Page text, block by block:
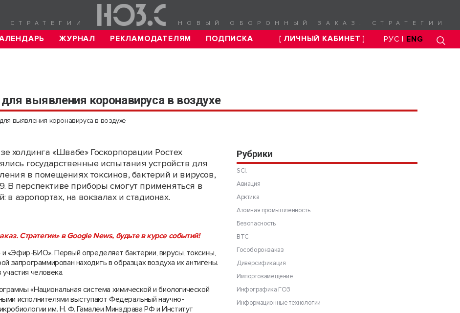
НОВЫЙ ОБОРОННЫЙ ЗАКАЗ. СТРАТЕГИИ
ЖУРНАЛ РЕКЛАМОДАТЕЛЯМ ПОДПИСКА [ ЛИЧНЫЙ КАБИНЕТ ] РУС | ENG
выявления коронавируса в воздухе
для выявления коронавируса в воздухе
холдинга «Швабе» Госкорпорации Ростех
государственные испытания устройств для
в помещениях токсинов, бактерий и вирусов,
В перспективе приборы смогут применяться в
в аэропортах, на вокзалах и стадионах.
Стратегии» в Google News, будьте в курсе событий!
«Эфир-БИО». Первый определяет бактерии, вирусы, токсины,
запрограммирован находить в образцах воздуха их антигены.
человека.
«Национальная система химической и биологической
исполнителями выступают Федеральный научно-
им. Н. Ф. Гамалеи Минздрава РФ и Институт
Рубрики
SCI.
Авиация
Арктика
Атомная промышленность
Безопасность
ВТС
Гособоронзаказ
Диверсификация
Импортозамещение
Инфографика ГОЗ
Информационные технологии